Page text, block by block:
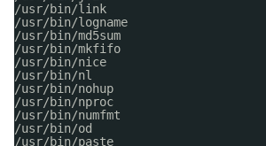
/usr/bin/link
/usr/bin/logname
/usr/bin/md5sum
/usr/bin/mkfifo
/usr/bin/nice
/usr/bin/nl
/usr/bin/nohup
/usr/bin/nproc
/usr/bin/numfmt
/usr/bin/od
/usr/bin/paste